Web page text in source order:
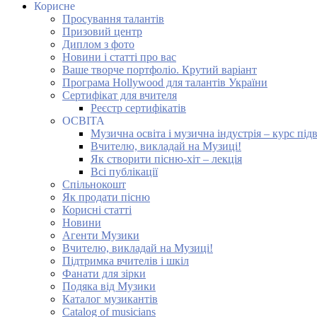
Корисне
Просування талантів
Призовий центр
Диплом з фото
Новини і статті про вас
Ваше творче портфоліо. Крутий варіант
Програма Hollywood для талантів України
Сертифікат для вчителя
Реєстр сертифікатів
ОСВІТА
Музична освіта і музична індустрія – курс
Вчителю, викладай на Музиці!
Як створити пісню-хіт – лекція
Всі публікації
Спільнокошт
Як продати пісню
Корисні статті
Новини
Агенти Музики
Вчителю, викладай на Музиці!
Підтримка вчителів і шкіл
Фанати для зірки
Подяка від Музики
Каталог музикантів
Catalog of musicians